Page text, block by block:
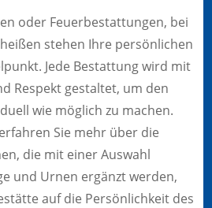
oder Feuerbestattungen, bei
stehen Ihre persönlichen
Jede Bestattung wird mit
Respekt gestaltet, um den
wie möglich zu machen.
Sie mehr über die
die mit einer Auswahl
und Urnen ergänzt werden,
auf die Persönlichkeit des